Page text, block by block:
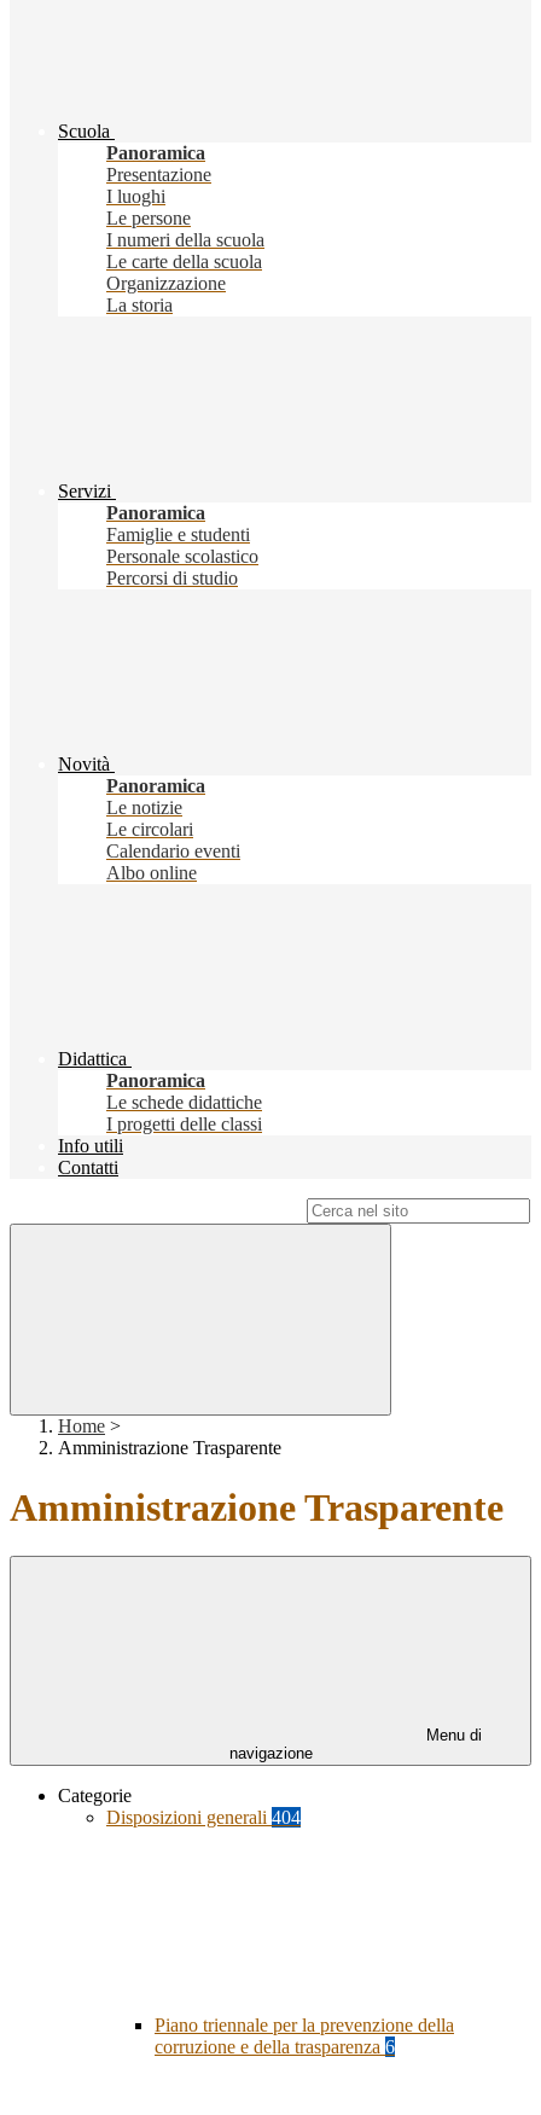
Scuola
Panoramica
Presentazione
I luoghi
Le persone
I numeri della scuola
Le carte della scuola
Organizzazione
La storia
Servizi
Panoramica
Famiglie e studenti
Personale scolastico
Percorsi di studio
Novità
Panoramica
Le notizie
Le circolari
Calendario eventi
Albo online
Didattica
Panoramica
Le schede didattiche
I progetti delle classi
Info utili
Contatti
Home >
Amministrazione Trasparente
Amministrazione Trasparente
Menu di
navigazione
Categorie
Disposizioni generali 404
Piano triennale per la prevenzione della
corruzione e della trasparenza 6